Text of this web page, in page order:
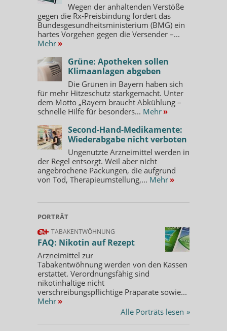
Wegen der anhaltenden Verstöße
gegen die Rx-Preisbindung fordert das
Bundesgesundheitsministerium (BMG) ein
hartes Vorgehen gegen die Versender –...
Mehr »
Grüne: Apotheken sollen
Klimaanlagen abgeben
Die Grünen in Bayern haben sich
für mehr Hitzeschutz starkgemacht. Unter
dem Motto „Bayern braucht Abkühlung –
schnelle Hilfe für besonders... Mehr »
Second-Hand-Medikamente:
Wiederabgabe nicht verboten
Ungenutzte Arzneimittel werden in
der Regel entsorgt. Weil aber nicht
angebrochene Packungen, die aufgrund
von Tod, Therapieumstellung,... Mehr »
PORTRÄT
TABAKENTWÖHNUNG
FAQ: Nikotin auf Rezept
Arzneimittel zur
Tabakentwöhnung werden von den Kassen
erstattet. Verordnungsfähig sind
nikotinhaltige nicht
verschreibungspflichtige Präparate sowie...
Mehr »
Alle Porträts lesen »